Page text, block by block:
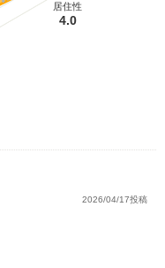
居住性
4.0
2026/04/17投稿